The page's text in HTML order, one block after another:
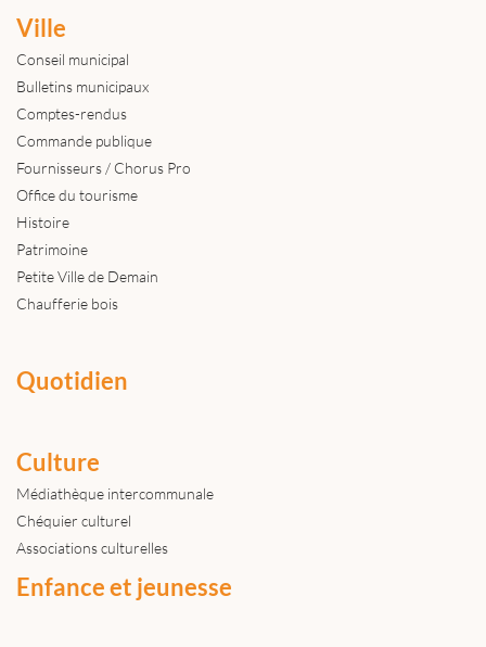
Ville
Conseil municipal
Bulletins municipaux
Comptes-rendus
Commande publique
Fournisseurs / Chorus Pro
Office du tourisme
Histoire
Patrimoine
Petite Ville de Demain
Chaufferie bois
Quotidien
Culture
Médiathèque intercommunale
Chéquier culturel
Associations culturelles
Enfance et jeunesse